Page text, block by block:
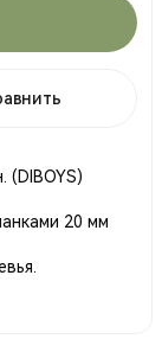
(DIBOYS)
20 мм